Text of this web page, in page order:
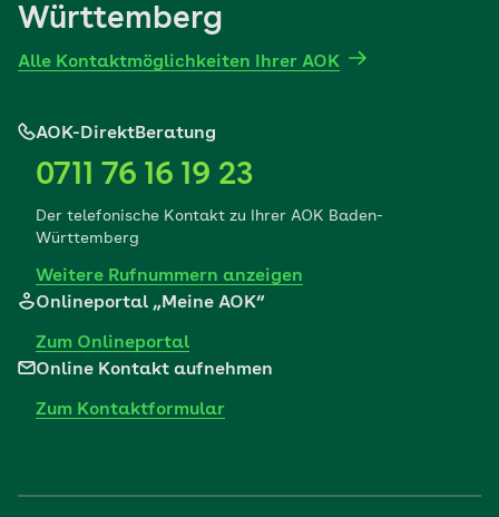
Württemberg
Alle Kontaktmöglichkeiten Ihrer AOK
AOK-DirektBeratung
0711 76 16 19 23
Der telefonische Kontakt zu Ihrer AOK Baden-
Württemberg
Weitere Rufnummern anzeigen
Onlineportal „Meine AOK“
Zum Onlineportal
Online Kontakt aufnehmen
Zum Kontaktformular